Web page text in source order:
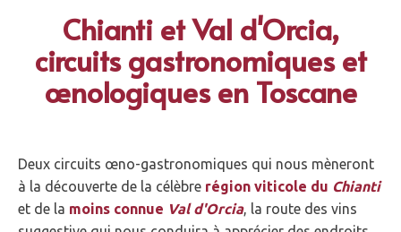
Chianti et Val d'Orcia,
circuits gastronomiques et
œnologiques en Toscane
Deux circuits œno-gastronomiques qui nous mèneront
à la découverte de la célèbre région viticole du Chianti
et de la moins connue Val d'Orcia, la route des vins